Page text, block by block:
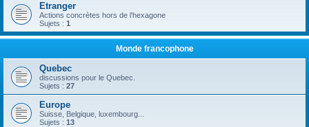
Etranger
Actions concrètes hors de l'hexagone
Sujets : 1
Monde francophone
Quebec
discussions pour le Quebec.
Sujets : 27
Europe
Suisse, Belgique, luxembourg...
Sujets : 13